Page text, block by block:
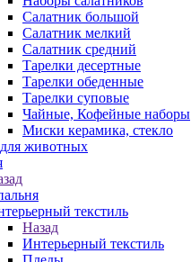
Салатник большой
Салатник мелкий
Салатник средний
Тарелки десертные
Тарелки обеденные
Тарелки суповые
Чайные, Кофейные наборы
Миски керамика, стекло
животных
текстиль
Назад
Интерьерный текстиль